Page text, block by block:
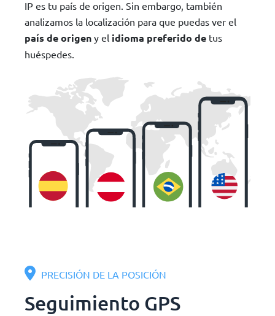
IP es tu país de origen. Sin embargo, también
analizamos la localización para que puedas ver el
país de origen y el idioma preferido de tus
huéspedes.
PRECISIÓN DE LA POSICIÓN
Seguimiento GPS